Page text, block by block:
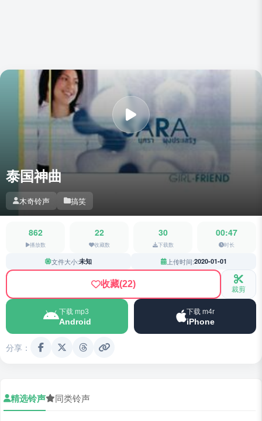
泰国神曲
木奇铃声 搞笑
862
播放数
22
收藏数
30
下载数
00:47
时长
文件大小:未知 上传时间:2020-01-01
收藏(22) 裁剪
下载 mp3
Android
下载 m4r
iPhone
分享：
精选铃声 同类铃声